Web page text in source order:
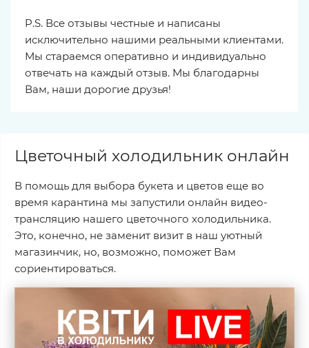
P.S. Все отзывы честные и написаны
исключительно нашими реальными клиентами.
Мы стараемся оперативно и индивидуально
отвечать на каждый отзыв. Мы благодарны
Вам, наши дорогие друзья!
Цветочный холодильник онлайн
В помощь для выбора букета и цветов еще во
время карантина мы запустили онлайн видео-
трансляцию нашего цветочного холодильника.
Это, конечно, не заменит визит в наш уютный
магазинчик, но, возможно, поможет Вам
сориентироваться.